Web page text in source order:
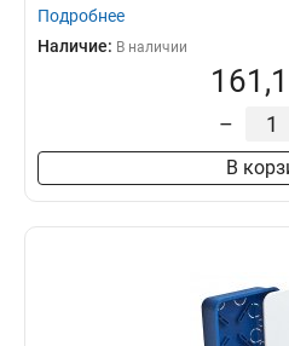
Подробнее
Наличие: В наличии
–
В